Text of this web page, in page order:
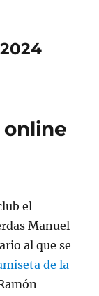
el
Manuel
al que se
de la